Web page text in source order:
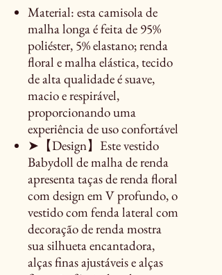
Material: esta camisola de
malha longa é feita de 95%
poliéster, 5% elastano; renda
floral e malha elástica, tecido
de alta qualidade é suave,
macio e respirável,
proporcionando uma
experiência de uso confortável
➤【Design】Este vestido
Babydoll de malha de renda
apresenta taças de renda floral
com design em V profundo, o
vestido com fenda lateral com
decoração de renda mostra
sua silhueta encantadora,
alças finas ajustáveis e alças